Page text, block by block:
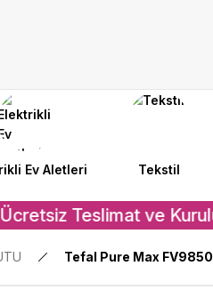
Ev Aletleri Tekstil
Teslimat ve
Tefal Pure Max